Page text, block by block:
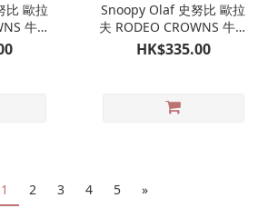
比 歐拉
牛仔
仔（橙
Snoopy Olaf 史努比 歐拉
夫 RODEO CROWNS 牛仔
拼布化妝袋 收納袋仔（藍
色）
HK$335.00
1 2 3 4 5 »